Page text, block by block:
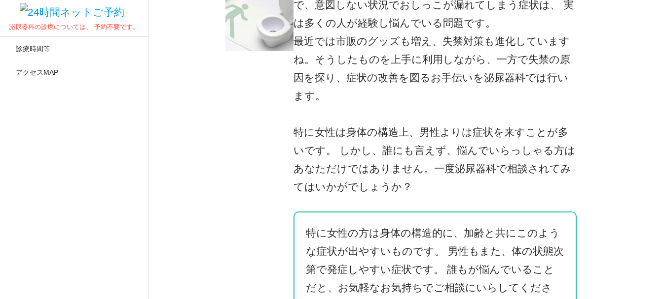
で、意図しない状況でおしっこが漏れてしまう症状は、 実
は多くの人が経験し悩んでいる問題です。
最近では市販のグッズも増え、失禁対策も進化しています
ね。そうしたものを上手に利用しながら、一方で失禁の原
因を探り、症状の改善を図るお手伝いを泌尿器科では行い
ます。
特に女性は身体の構造上、男性よりは症状を来すことが多
いです。 しかし、誰にも言えず、悩んでいらっしゃる方は
あなただけではありません。一度泌尿器科で相談されてみ
てはいかがでしょうか？
特に女性の方は身体の構造的に、加齢と共にこのよう
な症状が出やすいものです。 男性もまた、体の状態次
第で発症しやすい症状です。 誰もが悩んでいること
だと、お気軽なお気持ちでご相談にいらしてくださ
泌尿器科の診療については、 予約不要です。
診療時間等
アクセスMAP